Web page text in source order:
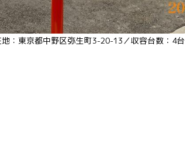
地：東京都中野区弥生町3-20-13／収容台数：4台